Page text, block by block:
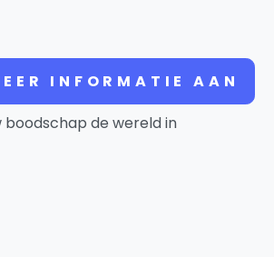
INFORMATIE AAN
boodschap de wereld in